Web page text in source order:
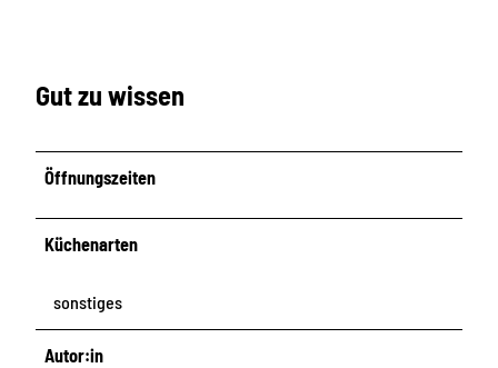
Gut zu wissen
Öffnungszeiten
Küchenarten
sonstiges
Autor:in